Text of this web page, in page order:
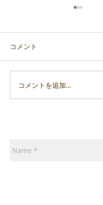
「令和6年能登半島
支援活動報告7
コメント
コメントを追加…